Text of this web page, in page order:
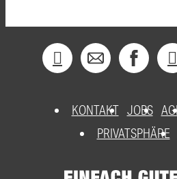
KONTAKT JOBS
PRIVATSPHÄRE